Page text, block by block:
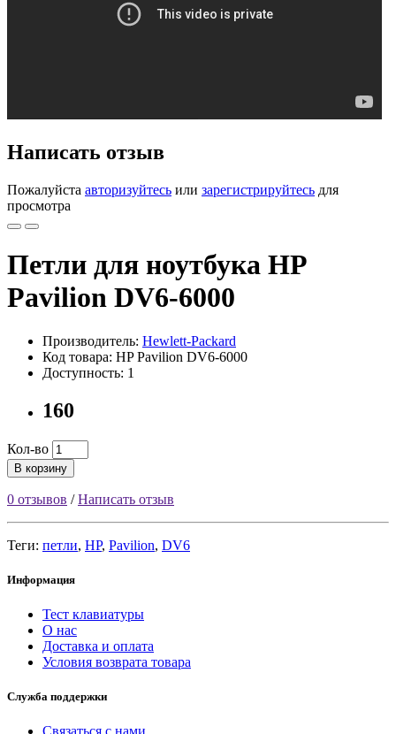
Написать отзыв
Пожалуйста авторизуйтесь или зарегистрируйтесь для
просмотра
Петли для ноутбука HP
Pavilion DV6-6000
Производитель: Hewlett-Packard
Код товара: HP Pavilion DV6-6000
Доступность: 1
160
Кол-во
В корзину
0 отзывов /Написать отзыв
Теги: петли, HP, Pavilion, DV6
Информация
Тест клавиатуры
О нас
Доставка и оплата
Условия возврата товара
Служба поддержки